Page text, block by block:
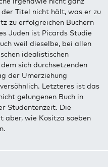
Titel nicht hält, was er zu
zu erfolgreichen Büchern
Juden ist Picards Studie
weil dieselbe, bei allen
idealistischen
sich durchsetzenden
der Umerziehung
Letzteres ist das
gelungenen Buch in
Studentenzeit. Die
aber, wie Kositza soeben